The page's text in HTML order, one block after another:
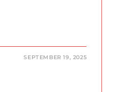
SEPTEMBER 19, 2025